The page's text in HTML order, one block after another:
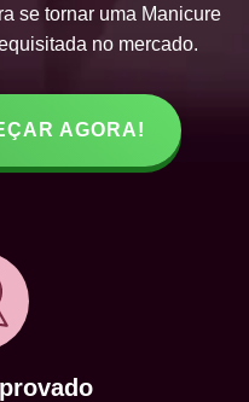
se tornar uma Manicure
no mercado.
AGORA!